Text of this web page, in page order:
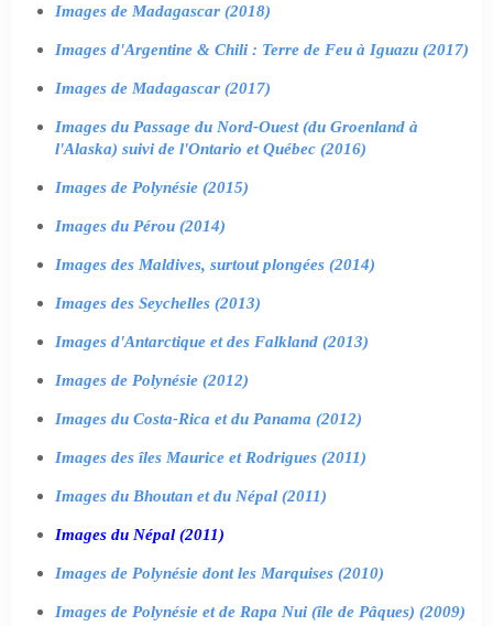
Images de Madagascar (2018)
Images d'Argentine & Chili : Terre de Feu à Iguazu (2017)
Images de Madagascar (2017)
Images du Passage du Nord-Ouest (du Groenland à
l'Alaska) suivi de l'Ontario et Québec (2016)
Images de Polynésie (2015)
Images du Pérou (2014)
Images des Maldives, surtout plongées (2014)
Images des Seychelles (2013)
Images d'Antarctique et des Falkland (2013)
Images de Polynésie (2012)
Images du Costa-Rica et du Panama (2012)
Images des îles Maurice et Rodrigues (2011)
Images du Bhoutan et du Népal (2011)
Images du Népal (2011)
Images de Polynésie dont les Marquises (2010)
Images de Polynésie et de Rapa Nui (île de Pâques) (2009)